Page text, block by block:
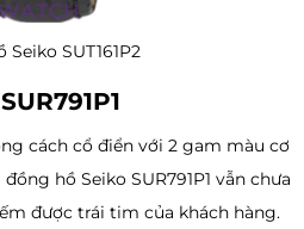
SUT161P2
cách cổ điển với 2 gam màu cơ
hồ Seiko SUR791P1 vẫn chưa
được trái tim của khách hàng.